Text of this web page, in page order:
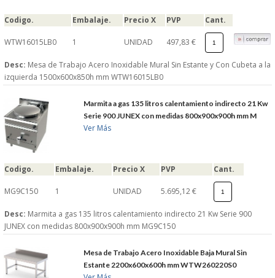
Codigo. Embalaje. Precio X PVP Cant.
WTW16015LB0 1 UNIDAD 497,83 €
Desc: Mesa de Trabajo Acero Inoxidable Mural Sin Estante y Con Cubeta a la
izquierda 1500x600x850h mm WTW16015LB0
Marmita a gas 135 litros calentamiento indirecto 21 Kw
Serie 900 JUNEX con medidas 800x900x900h mm M
Ver Más
Codigo. Embalaje. Precio X PVP Cant.
MG9C150 1 UNIDAD 5.695,12 €
Desc: Marmita a gas 135 litros calentamiento indirecto 21 Kw Serie 900
JUNEX con medidas 800x900x900h mm MG9C150
Mesa de Trabajo Acero Inoxidable Baja Mural Sin
Estante 2200x600x600h mm WTW260220S0